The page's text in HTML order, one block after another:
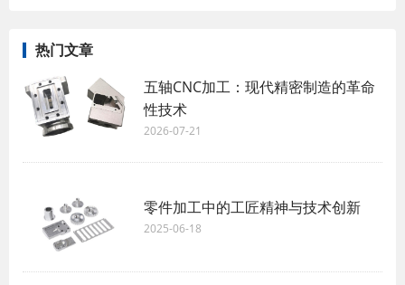
热门文章
五轴CNC加工：现代精密制造的革命
性技术
2026-07-21
零件加工中的工匠精神与技术创新
2025-06-18